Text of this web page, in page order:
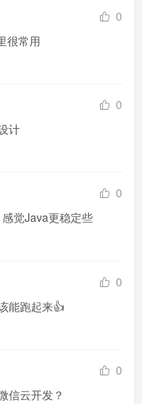
0
很常用
0
计
0
觉Java更稳定些
0
能跑起来👍
0
信云开发？